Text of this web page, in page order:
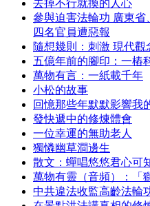
去掉不行就換的人心
參與迫害法輪功 廣東
四名官員遭惡報
隨想幾則：刺激 現代觀
五億年前的腳印：一樁
萬物有言：一紙載千年
小松的故事
回憶那些年默默影響我
發快遞中的修煉體會
一位幸運的無助老人
獨憐幽草澗邊生
散文：蟬唱悠悠君心可
萬物有靈（音頻）：「
中共違法收監高齡法輪